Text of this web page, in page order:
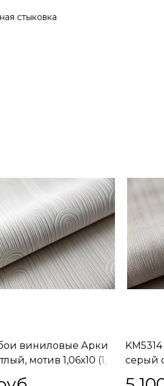
стыковка
виниловые Арки
мотив 1,06х10 (1,
стыковка
серый
J)